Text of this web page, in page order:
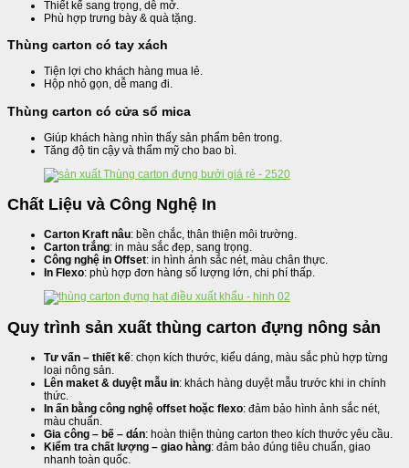
Thiết kế sang trọng, dễ mở.
Phù hợp trưng bày & quà tặng.
Thùng carton có tay xách
Tiện lợi cho khách hàng mua lẻ.
Hộp nhỏ gọn, dễ mang đi.
Thùng carton có cửa sổ mica
Giúp khách hàng nhìn thấy sản phẩm bên trong.
Tăng độ tin cậy và thẩm mỹ cho bao bì.
Chất Liệu và Công Nghệ In
Carton Kraft nâu: bền chắc, thân thiện môi trường.
Carton trắng: in màu sắc đẹp, sang trọng.
Công nghệ in Offset: in hình ảnh sắc nét, màu chân thực.
In Flexo: phù hợp đơn hàng số lượng lớn, chi phí thấp.
Quy trình sản xuất thùng carton đựng nông sản
Tư vấn – thiết kế: chọn kích thước, kiểu dáng, màu sắc phù hợp từng
loại nông sản.
Lên maket & duyệt mẫu in: khách hàng duyệt mẫu trước khi in chính
thức.
In ấn bằng công nghệ offset hoặc flexo: đảm bảo hình ảnh sắc nét,
màu chuẩn.
Gia công – bế – dán: hoàn thiện thùng carton theo kích thước yêu cầu.
Kiểm tra chất lượng – giao hàng: đảm bảo đúng tiêu chuẩn, giao
nhanh toàn quốc.